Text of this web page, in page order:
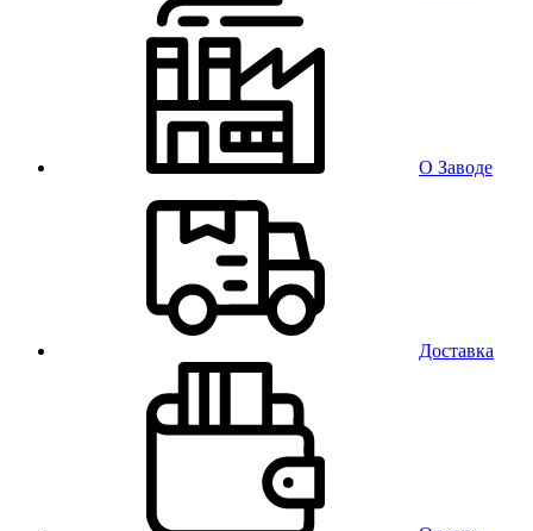
О Заводе
Доставка